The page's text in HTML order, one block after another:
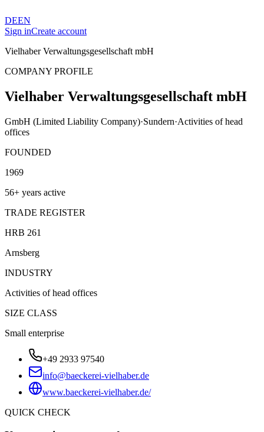
DEEN
Sign inCreate account
Vielhaber Verwaltungsgesellschaft mbH
COMPANY PROFILE
Vielhaber Verwaltungsgesellschaft mbH
GmbH (Limited Liability Company)·Sundern·Activities of head
offices
FOUNDED
1969
56+ years active
TRADE REGISTER
HRB 261
Arnsberg
INDUSTRY
Activities of head offices
SIZE CLASS
Small enterprise
+49 2933 97540
info@baeckerei-vielhaber.de
www.baeckerei-vielhaber.de/
QUICK CHECK